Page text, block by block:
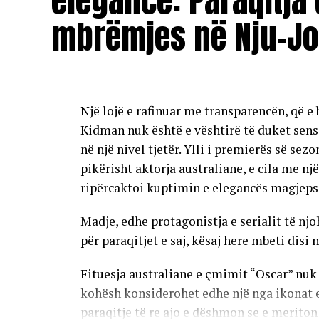
destinacionin ku ndodhet. Përtej një
karakterin e Rivierës Shqiptare përmes
gastronominë dhe kulturën lokale.
Riviera Shqiptare po pozicionohet
Green Coast Hotel po luan një rol të
Ky vlerësim ndërkombëtar është një
bukuria natyrore e Shqipërisë takohet
eksperiencë që mbetet gjatë në kujtesën e
mbrëmjes në Nju-
Një lojë e rafinuar me transparencën, që
Kidman nuk është e vështirë të duket
në një nivel tjetër. Ylli i premierës së
pikërisht aktorja australiane, e cila me
ripërcaktoi kuptimin e elegancës
Madje, edhe protagonistja e serialit të
për paraqitjet e saj, kësaj here mbeti disi
Fituesja australiane e çmimit “Oscar”
kohësh konsiderohet edhe një nga
paraqitje të re ajo e dëshmon se e